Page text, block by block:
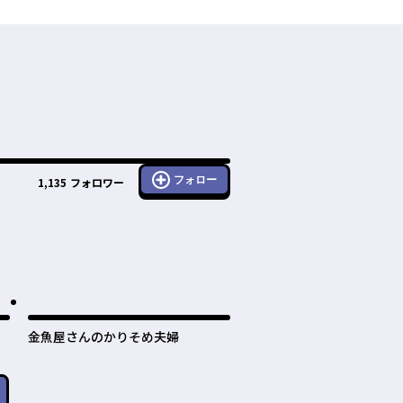
1,135 フォロワー フォロー
金魚屋さんのかりそめ夫婦